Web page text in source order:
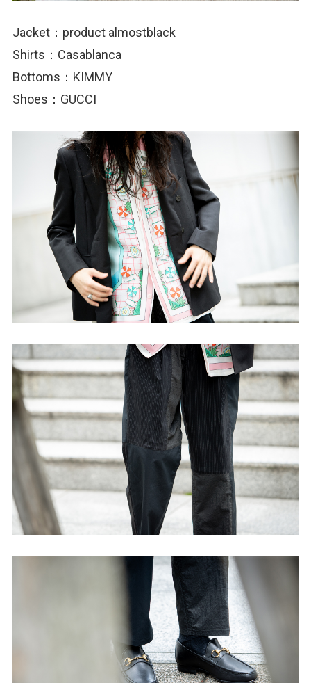
Jacket：product almostblack
Shirts：Casablanca
Bottoms：KIMMY
Shoes：GUCCI